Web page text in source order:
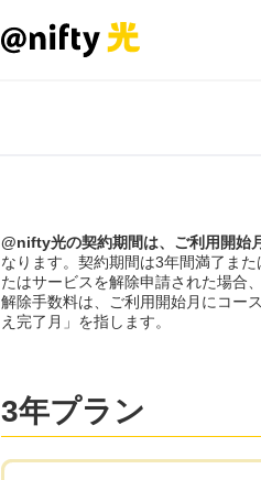
@nifty光の契約期間は、ご利用開始
なります。契約期間は3年間満了ま
たはサービスを解除申請された場合
解除手数料は、ご利用開始月にコー
え完了月」を指します。
3年プラン